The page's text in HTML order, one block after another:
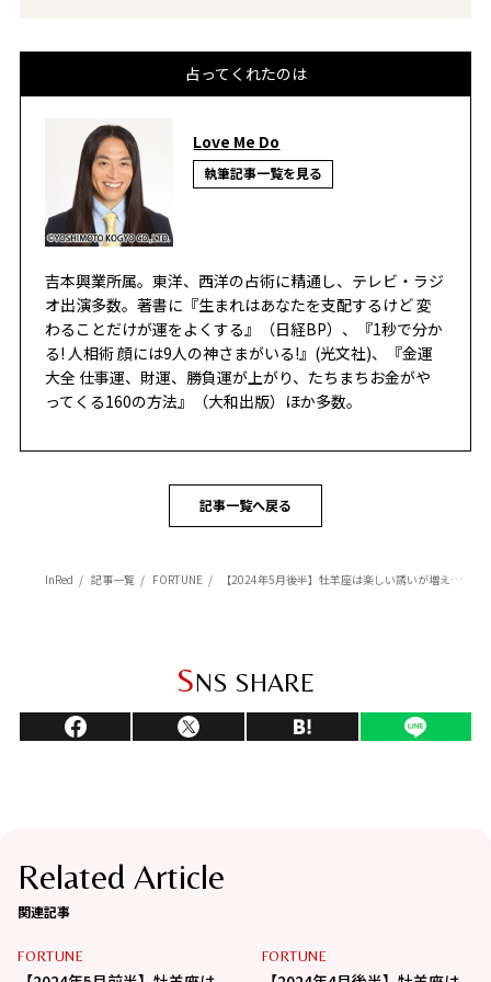
占ってくれたのは
Love Me Do
執筆記事一覧を見る
吉本興業所属。東洋、西洋の占術に精通し、テレビ・ラジ
オ出演多数。著書に『生まれはあなたを支配するけど 変
わることだけが運をよくする』（日経BP）、『1秒で分か
る! 人相術 顔には9人の神さまがいる!』(光文社)、『金運
大全 仕事運、財運、勝負運が上がり、たちまちお金がや
ってくる160の方法』（大和出版）ほか多数。
記事一覧へ戻る
InRed 記事一覧 FORTUNE 【2024年5月後半】牡羊座は楽しい誘いが増えそう【Love Me Doのポジティブ星占い】
SNS SHARE
Related Article
関連記事
FORTUNE FORTUNE